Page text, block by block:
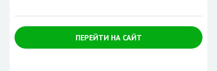
ПЕРЕЙТИ НА САЙТ